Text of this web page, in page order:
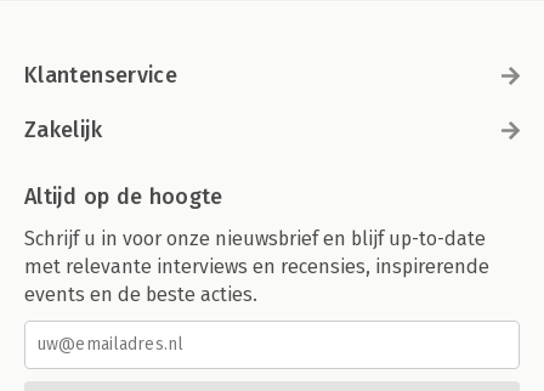
Klantenservice
Zakelijk
Altijd op de hoogte
Schrijf u in voor onze nieuwsbrief en blijf up-to-date
met relevante interviews en recensies, inspirerende
events en de beste acties.